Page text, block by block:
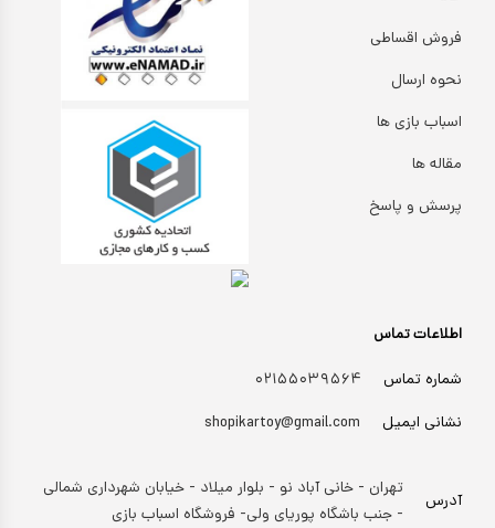
کیف و کوله پشتی
اسباب بازی علمی
اسباب بازی مشاغل
اسباب بازی لوازم خانگی
اتاق کودک
اطلاعات تماس
شماره تماس
۰۲۱۵۵۰۳۹۵۶۴
نشانی ایمیل
shopikartoy@gmail.com
آدرس
تهران - خانی آباد نو - بلوار میلاد - خیابان شهرداری شمالی
- جنب باشگاه پوریای ولی- فروشگاه اسباب بازی
فروش اقساطی
نحوه ارسال
اسباب بازی ها
مقاله ها
پرسش و پاسخ